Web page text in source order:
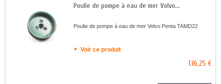
Poulie de pompe à eau de mer Volvo...
Poulie de pompe à eau de mer Volvo Penta TAMD22
Voir ce produit
136,25 €